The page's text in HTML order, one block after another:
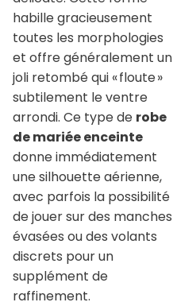
habille gracieusement
toutes les morphologies
et offre généralement un
joli retombé qui « floute »
subtilement le ventre
arrondi. Ce type de robe
de mariée enceinte
donne immédiatement
une silhouette aérienne,
avec parfois la possibilité
de jouer sur des manches
évasées ou des volants
discrets pour un
supplément de
raffinement.